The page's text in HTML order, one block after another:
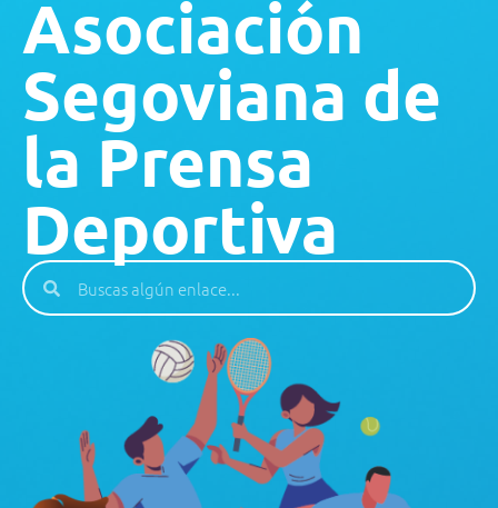
Asociación
Segoviana de
la Prensa
Deportiva